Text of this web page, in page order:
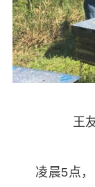
王友
凌晨5点